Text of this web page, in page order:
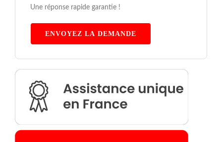
Une réponse rapide garantie !
ENVOYEZ LA DEMANDE